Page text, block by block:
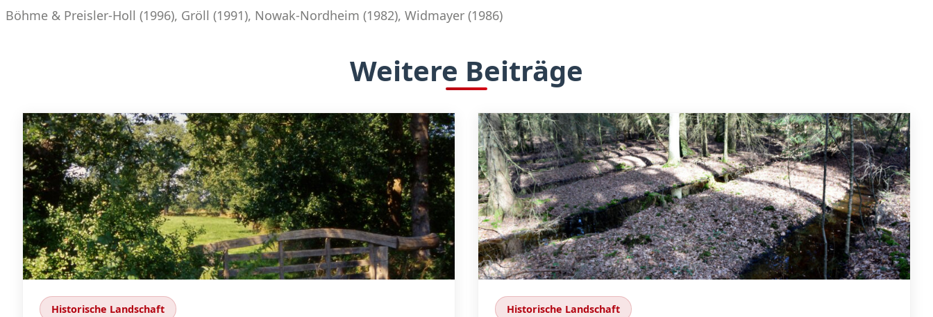
Böhme & Preisler-Holl (1996), Gröll (1991), Nowak-Nordheim (1982), Widmayer (1986)
Weitere Beiträge
Historische Landschaft Historische Landschaft